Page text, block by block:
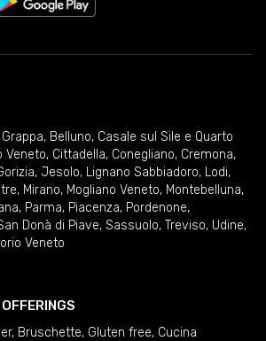
, Belluno, Casale sul Sile e Quarto
Veneto, Cittadella, Conegliano, Cremona,
, Jesolo, Lignano Sabbiadoro, Lodi,
, Mirano, Mogliano Veneto, Montebelluna,
, Parma, Piacenza, Pordenone,
Donà di Piave, Sassuolo, Treviso, Udine,
Veneto
, Bruschette, Gluten free, Cucina